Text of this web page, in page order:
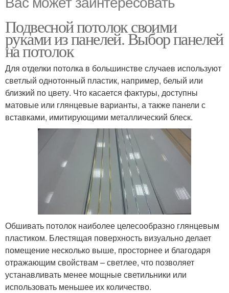
Подвесной потолок своими
руками из панелей. Выбор панелей
на потолок
Для отделки потолка в большинстве случаев используют
светлый однотонный пластик, например, белый или
близкий по цвету. Что касается фактуры, доступны
матовые или глянцевые варианты, а также панели с
вставками, имитирующими металлический блеск.
Обшивать потолок наиболее целесообразно глянцевым
пластиком. Блестящая поверхность визуально делает
помещение несколько выше, просторнее и благодаря
отражающим свойствам – светлее, что позволяет
устанавливать менее мощные светильники или
использовать меньшее их количество.